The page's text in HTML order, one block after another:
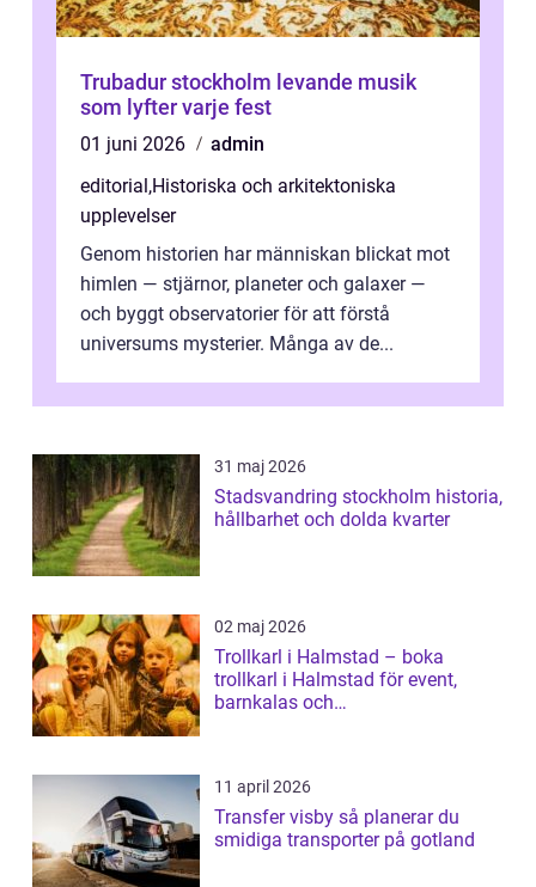
Trubadur stockholm levande musik
som lyfter varje fest
01 juni 2026
admin
editorial,Historiska och arkitektoniska
upplevelser
Genom historien har människan blickat mot
himlen — stjärnor, planeter och galaxer —
och byggt observatorier för att förstå
universums mysterier. Många av de...
31 maj 2026
Stadsvandring stockholm historia,
hållbarhet och dolda kvarter
02 maj 2026
Trollkarl i Halmstad – boka
trollkarl i Halmstad för event,
barnkalas och
11 april 2026
Transfer visby så planerar du
smidiga transporter på gotland